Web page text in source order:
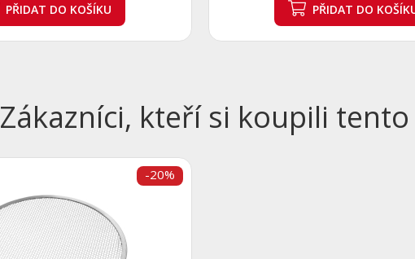
PŘIDAT DO KOŠÍKU PŘIDAT DO
Zákazníci, kteří si koupili
-20%